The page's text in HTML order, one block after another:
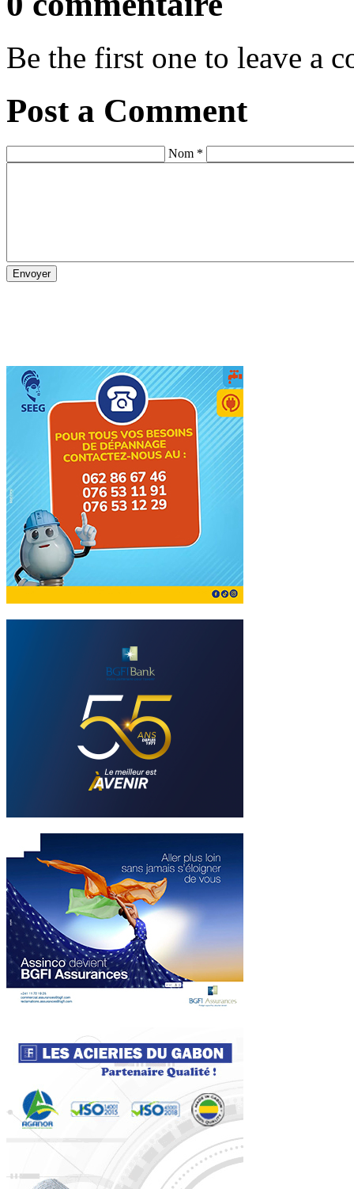
Be the first one to leave a
Post a Comment
Nom *